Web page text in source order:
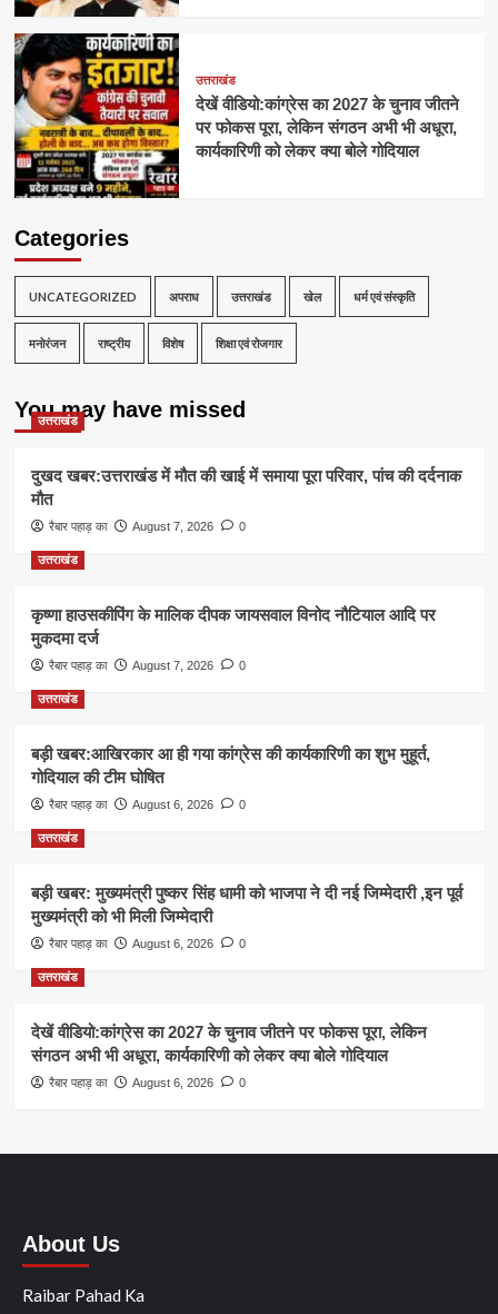
उत्तराखंड
देखें वीडियो:कांग्रेस का 2027 के चुनाव जीतने
पर फोकस पूरा, लेकिन संगठन अभी भी अधूरा,
कार्यकारिणी को लेकर क्या बोले गोदियाल
Categories
UNCATEGORIZED अपराध उत्तराखंड खेल धर्म एवं संस्कृति
मनोरंजन राष्ट्रीय विशेष शिक्षा एवं रोजगार
You may have missed
उत्तराखंड
दुखद खबर:उत्तराखंड में मौत की खाई में समाया पूरा परिवार, पांच की दर्दनाक
मौत
रैबार पहाड़ का August 7, 2026 0
उत्तराखंड
कृष्णा हाउसकीपिंग के मालिक दीपक जायसवाल विनोद नौटियाल आदि पर
मुकदमा दर्ज
रैबार पहाड़ का August 7, 2026 0
उत्तराखंड
बड़ी खबर:आखिरकार आ ही गया कांग्रेस की कार्यकारिणी का शुभ मुहूर्त,
गोदियाल की टीम घोषित
रैबार पहाड़ का August 6, 2026 0
उत्तराखंड
बड़ी खबर: मुख्यमंत्री पुष्कर सिंह धामी को भाजपा ने दी नई जिम्मेदारी ,इन पूर्व
मुख्यमंत्री को भी मिली जिम्मेदारी
रैबार पहाड़ का August 6, 2026 0
उत्तराखंड
देखें वीडियो:कांग्रेस का 2027 के चुनाव जीतने पर फोकस पूरा, लेकिन
संगठन अभी भी अधूरा, कार्यकारिणी को लेकर क्या बोले गोदियाल
रैबार पहाड़ का August 6, 2026 0
About Us
Raibar Pahad Ka